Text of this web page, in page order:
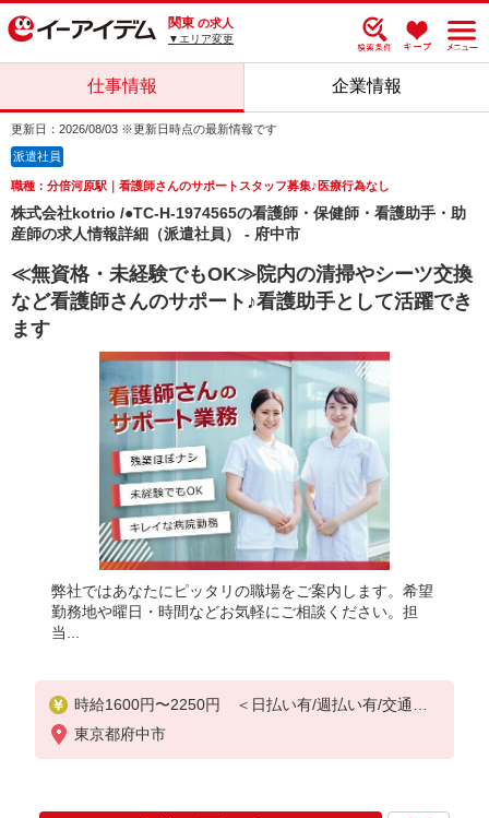
関東 の求人
▼エリア変更
仕事情報 企業情報
更新日：2026/08/03 ※更新日時点の最新情報です
派遣社員
職種：分倍河原駅｜看護師さんのサポートスタッフ募集♪医療行為なし
株式会社kotrio /●TC-H-1974565の看護師・保健師・看護助手・助
産師の求人情報詳細（派遣社員） - 府中市
≪無資格・未経験でもOK≫院内の清掃やシーツ交換
など看護師さんのサポート♪看護助手として活躍でき
ます
弊社ではあなたにピッタリの職場をご案内します。希望
勤務地や曜日・時間などお気軽にご相談ください。担
当...
時給1600円〜2250円 ＜日払い有/週払い有/交通費
全支給(ガソリン代含む)＞
東京都府中市